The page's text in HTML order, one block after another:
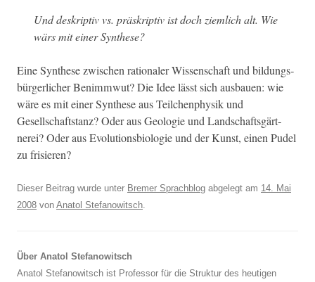
Und deskrip­tiv vs. präskrip­tiv ist doch ziem­lich alt. Wie
wärs mit ein­er Synthese?
Eine Syn­these zwis­chen ratio­naler Wis­senschaft und bil­dungs­
bürg­er­lich­er Ben­immwut? Die Idee lässt sich aus­bauen: wie
wäre es mit ein­er Syn­these aus Teilchen­physik und
Gesellschaft­stanz? Oder aus Geolo­gie und Land­schafts­gärt­
nerei? Oder aus Evo­lu­tions­bi­olo­gie und der Kun­st, einen Pudel
zu frisieren?
Dieser Beitrag wurde unter Bremer Sprachblog abgelegt am 14. Mai
2008 von Anatol Stefanowitsch
Über Anatol Stefanowitsch
Anatol Stefanowitsch ist Professor für die Struktur des heutigen